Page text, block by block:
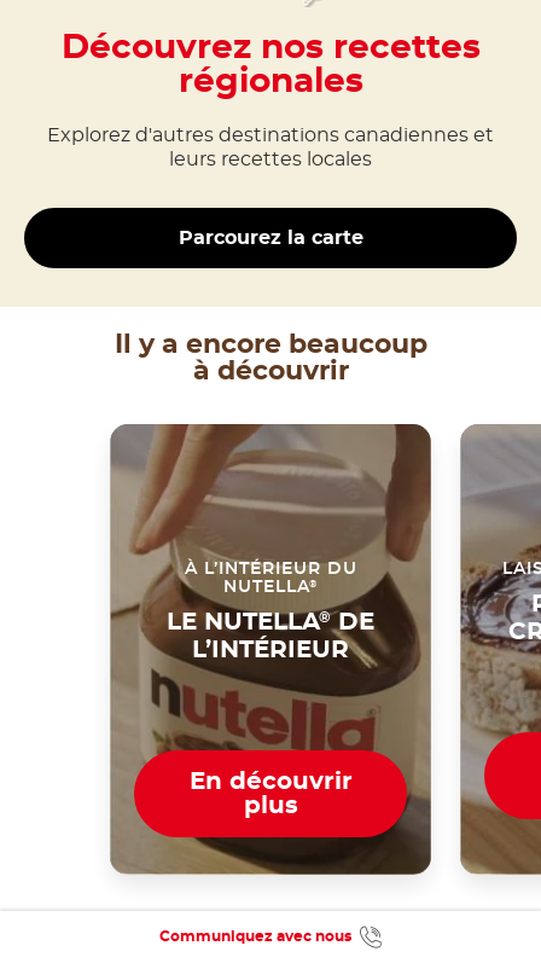
Découvrez nos recettes
régionales
Explorez d'autres destinations canadiennes et
leurs recettes locales
Parcourez la carte
Il y a encore beaucoup
à découvrir
À L’INTÉRIEUR DU
NUTELLA®
LE NUTELLA®DE
L’INTÉRIEUR
En découvrir
plus
Communiquez avec nous